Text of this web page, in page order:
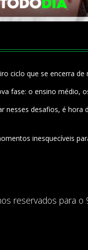
ciclo que se encerra
fase: o ensino médio,
nesses desafios, é
inesquecíveis
reservados para o